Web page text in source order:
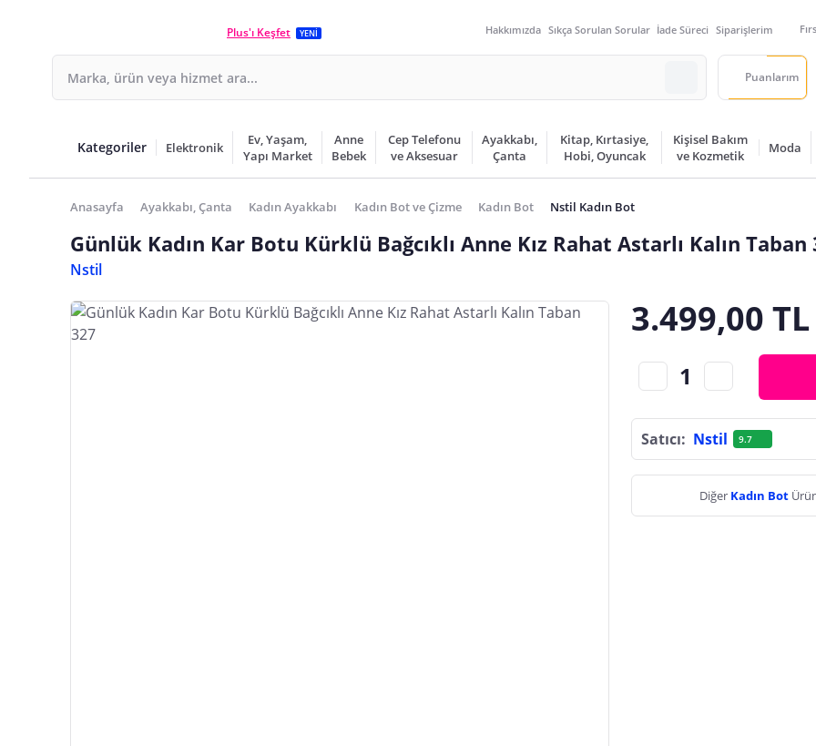
Plus'ı Keşfet YENİ Hakkımızda Sıkça Sorulan Sorular İade Süreci Siparişlerim
Puanlarım
Kategoriler Elektronik
Ev, Yaşam,
Yapı Market
Anne
Bebek
Cep Telefonu
ve Aksesuar
Ayakkabı,
Çanta
Kitap, Kırtasiye,
Hobi, Oyuncak
Kişisel Bakım
ve Kozmetik
Moda
Anasayfa Ayakkabı, Çanta Kadın Ayakkabı Kadın Bot ve Çizme Kadın Bot Nstil Kadın Bot
Günlük Kadın Kar Botu Kürklü Bağcıklı Anne Kız Rahat Astarlı Kalın Taban
Nstil
3.499,00 TL
Satıcı: Nstil 9.7
Diğer Kadın Bot